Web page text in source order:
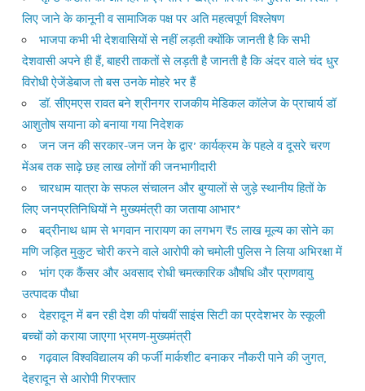
लिए जाने के कानूनी व सामाजिक पक्ष पर अति महत्वपूर्ण विश्लेषण
भाजपा कभी भी देशवासियों से नहीं लड़ती क्योंकि जानती है कि सभी
देशवासी अपने ही हैं, बाहरी ताकतों से लड़ती है जानती है कि अंदर वाले चंद धुर
विरोधी ऐजेंडेबाज तो बस उनके मोहरे भर हैं
डॉ. सीएमएस रावत बने श्रीनगर राजकीय मेडिकल कॉलेज के प्राचार्य डॉ
आशुतोष सयाना को बनाया गया निदेशक
जन जन की सरकार-जन जन के द्वार’ कार्यक्रम के पहले व दूसरे चरण
मेंअब तक साढ़े छह लाख लोगों की जनभागीदारी
चारधाम यात्रा के सफल संचालन और बुग्यालों से जुड़े स्थानीय हितों के
लिए जनप्रतिनिधियों ने मुख्यमंत्री का जताया आभार*
बद्रीनाथ धाम से भगवान नारायण का लगभग ₹5 लाख मूल्य का सोने का
मणि जड़ित मुकुट चोरी करने वाले आरोपी को चमोली पुलिस ने लिया अभिरक्षा में
भांग एक कैंसर और अवसाद रोधी चमत्कारिक औषधि और प्राणवायु
उत्पादक पौधा
देहरादून में बन रही देश की पांचवीं साइंस सिटी का प्रदेशभर के स्कूली
बच्चों को कराया जाएगा भ्रमण-मुख्यमंत्री
गढ़वाल विश्वविद्यालय की फर्जी मार्कशीट बनाकर नौकरी पाने की जुगत,
देहरादून से आरोपी गिरफ्तार